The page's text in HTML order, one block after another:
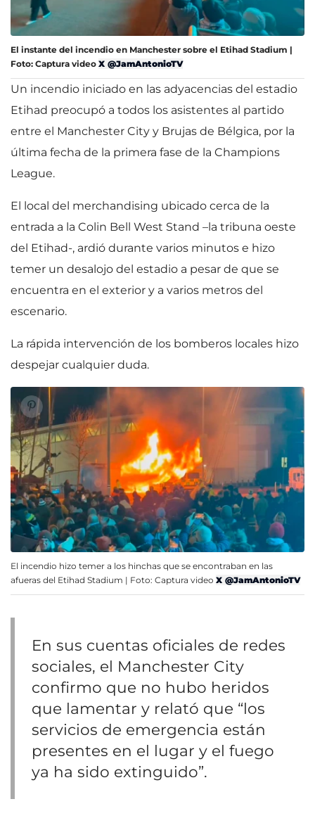
El instante del incendio en Manchester sobre el Etihad Stadium |
Foto: Captura video X @JamAntonioTV
Un incendio iniciado en las adyacencias del estadio
Etihad preocupó a todos los asistentes al partido
entre el Manchester City y Brujas de Bélgica, por la
última fecha de la primera fase de la Champions
League.
El local del merchandising ubicado cerca de la
entrada a la Colin Bell West Stand –la tribuna oeste
del Etihad-, ardió durante varios minutos e hizo
temer un desalojo del estadio a pesar de que se
encuentra en el exterior y a varios metros del
escenario.
La rápida intervención de los bomberos locales hizo
despejar cualquier duda.
El incendio hizo temer a los hinchas que se encontraban en las
afueras del Etihad Stadium | Foto: Captura video X @JamAntonioTV
En sus cuentas oficiales de redes
sociales, el Manchester City
confirmo que no hubo heridos
que lamentar y relató que “los
servicios de emergencia están
presentes en el lugar y el fuego
ya ha sido extinguido”.